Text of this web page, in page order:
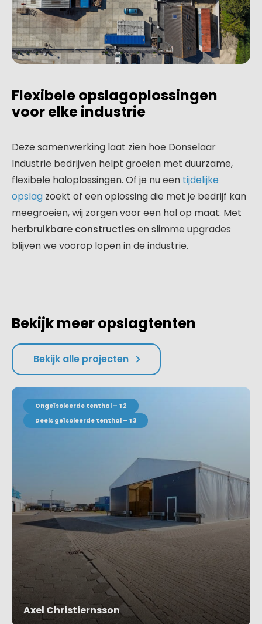
Flexibele opslagoplossingen
voor elke industrie
Deze samenwerking laat zien hoe Donselaar
Industrie bedrijven helpt groeien met duurzame,
flexibele haloplossingen. Of je nu een tijdelijke
opslag zoekt of een oplossing die met je bedrijf kan
meegroeien, wij zorgen voor een hal op maat. Met
herbruikbare constructies en slimme upgrades
blijven we voorop lopen in de industrie.
Bekijk meer opslagtenten
Bekijk alle projecten
Ongeïsoleerde tenthal – T2
Deels geïsoleerde tenthal – T3
Axel Christiernsson